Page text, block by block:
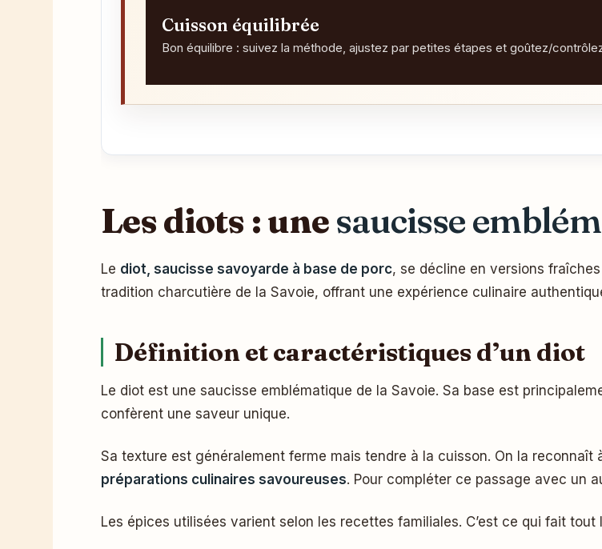
Cuisson équilibrée
Bon équilibre : suivez la méthode, ajustez par petites étapes et goûtez/
Les diots : unesaucisse
Le diot, saucisse savoyarde à base de porc, se décline en versions
tradition charcutière de la Savoie, offrant une expérience culinaire
Définition et caractéristiques d’un diot
Le diot est une saucisse emblématique de la Savoie. Sa base est
confèrent une saveur unique.
Sa texture est généralement ferme mais tendre à la cuisson. On la reconnaît
préparations culinaires savoureuses. Pour compléter ce passage avec un
Les épices utilisées varient selon les recettes familiales. C’est ce qui fait tout